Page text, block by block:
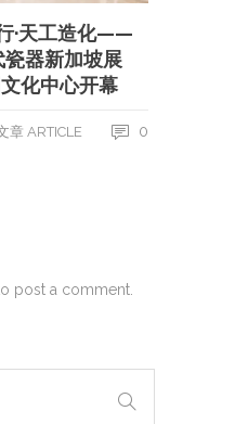
·天工造化——
器新加坡展
化中心开幕
章 ARTICLE 0
post a comment.